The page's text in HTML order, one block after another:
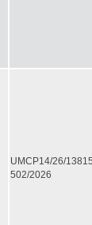
UMCP14/26/
502/2026